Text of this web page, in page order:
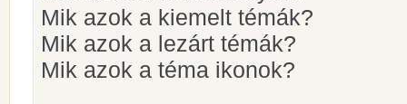
Mik azok a kiemelt témák?
Mik azok a lezárt témák?
Mik azok a téma ikonok?